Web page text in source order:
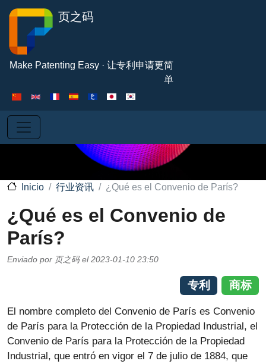
页之码
Make Patenting Easy · 让专利申请更简
单
Inicio 行业资讯 ¿Qué es el Convenio de París?
¿Qué es el Convenio de
París?
Enviado por 页之码 el 2023-01-10 23:50
专利 商标
El nombre completo del Convenio de París es Convenio
de París para la Protección de la Propiedad Industrial, el
Convenio de París para la Protección de la Propiedad
Industrial, que entró en vigor el 7 de julio de 1884, que